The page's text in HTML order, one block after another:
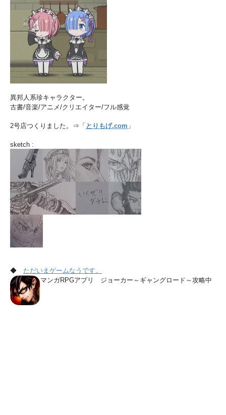
異邦人系珍キャラクター。
古書/音楽/アニメ/クリエイター/フル感覚
2号店つくりました。⇒「 とりもげ.com 」
sketch :
◆ ただいまゲームなうです。
マンガRPGアプリ ジョーカー～ギャングロード～攻略中